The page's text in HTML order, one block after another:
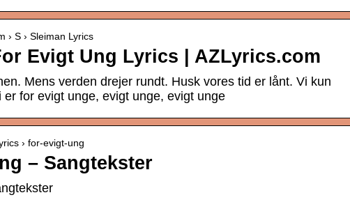
› S › Sleiman Lyrics
Evigt Ung Lyrics | AZLyrics.com
Mens verden drejer rundt. Husk vores tid er lånt. Vi kun
er for evigt unge, evigt unge, evigt unge
› for-evigt-ung
– Sangtekster